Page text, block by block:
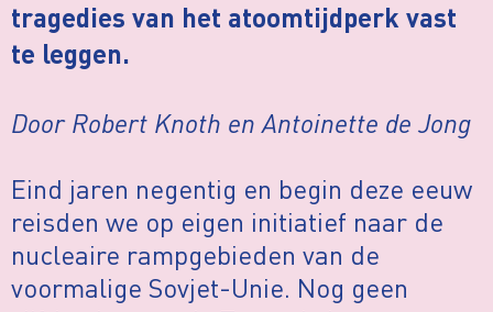
tragedies van het atoomtijdperk vast
te leggen.
Door Robert Knoth en Antoinette de Jong
Eind jaren negentig en begin deze eeuw
reisden we op eigen initiatief naar de
nucleaire rampgebieden van de
voormalige Sovjet-Unie. Nog geen